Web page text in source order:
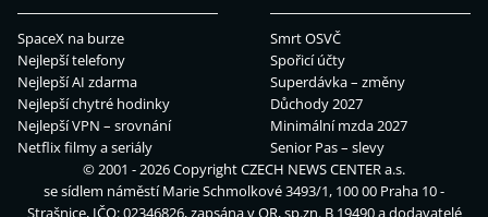
SpaceX na burze
Nejlepší telefony
Nejlepší AI zdarma
Nejlepší chytré hodinky
Nejlepší VPN – srovnání
Netflix filmy a seriály
Smrt OSVČ
Spořicí účty
Superdávka – změny
Důchody 2027
Minimální mzda 2027
Senior Pas – slevy
© 2001 - 2026 CopyrightCZECH NEWS CENTER a.s.
se sídlem náměstí Marie Schmolkové 3493/1, 100 00 Praha 10 -
Strašnice, IČO: 02346826, zapsána v OR, sp.zn. B 19490 a dodavatelé